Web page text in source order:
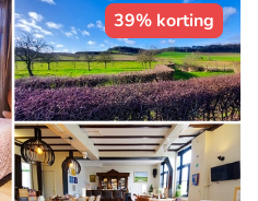
39% korting